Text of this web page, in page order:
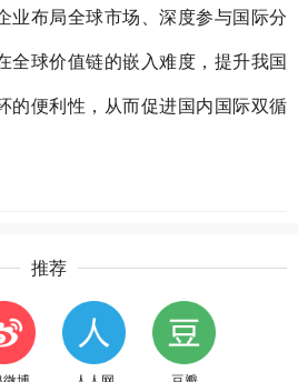
业布局全球市场、深度参与国际分
全球价值链的嵌入难度，提升我国
的便利性，从而促进国内国际双循
推荐